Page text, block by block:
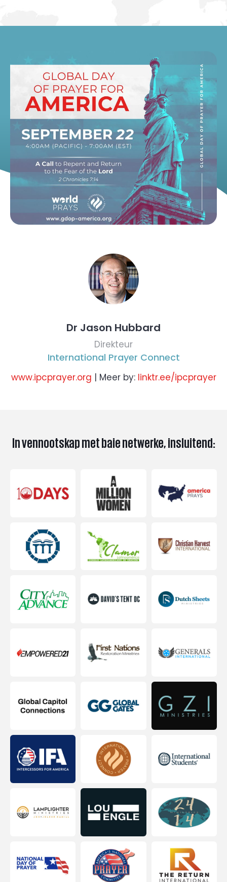
Dr Jason Hubbard
Direkteur
International Prayer Connect
www.ipcprayer.org | Meer by: linktr.ee/ipcprayer
In vennootskap met baie netwerke, insluitend: